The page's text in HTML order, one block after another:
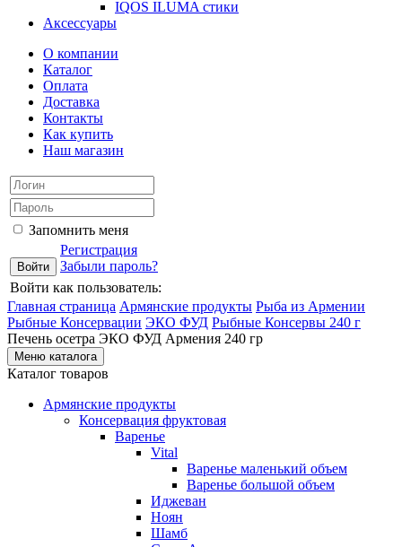
IQOS ILUMA стики
Аксессуары
О компании
Каталог
Оплата
Доставка
Контакты
Как купить
Наш магазин
Запомнить меня
Регистрация
Забыли пароль?
Войти как пользователь:
Главная страница Армянские продукты Рыба из Армении
Рыбные Консервации ЭКО ФУД Рыбные Консервы 240 г
Печень осетра ЭКО ФУД Армения 240 гр
Меню каталога
Каталог товаров
Армянские продукты
Консервация фруктовая
Варенье
Vital
Варенье маленький объем
Варенье большой объем
Иджеван
Ноян
Шамб